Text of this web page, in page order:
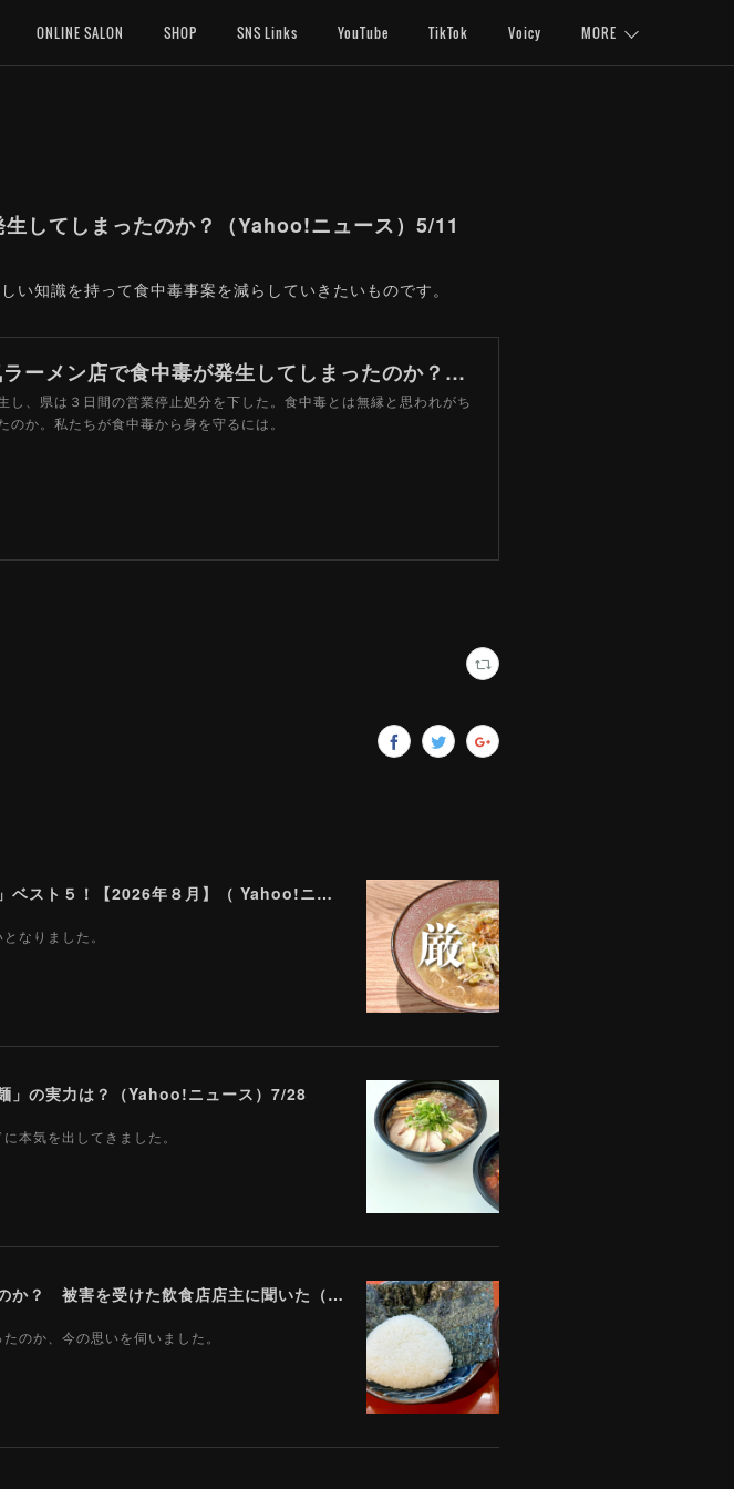
ONLINE SALON SHOP SNS Links YouTube TikTok Voicy MORE
してしまったのか？（Yahoo!ニュース）5/11
い知識を持って食中毒事案を減らしていきたいものです。
原因はサルモネラ菌 なぜ人気ラーメン店で食中毒が発生してしまったのか？（山路力也） - 個人 - Yahoo!ニュース
し、県は３日間の営業停止処分を下した。食中毒とは無縁と思われがち
か。私たちが食中毒から身を守るには。
ラーメン評論家が実食して厳選！ 「いま絶対に食べるべきラーメン」ベスト５！【2026年８月】（ Yahoo!ニュース）8/2
なりました。
」の実力は？（Yahoo!ニュース）7/28
本気を出してきました。
「数百万円の売上は諦めました」 全東信破産で飲食店はどうなったのか？ 被害を受けた飲食店店主に聞いた（Yahoo!ニュース）7/17
のか、今の思いを伺いました。